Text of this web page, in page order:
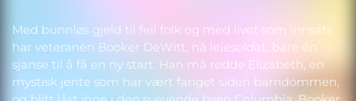
Med bunnløs gjeld til feil folk og med livet som innsats
har veteranen Booker DeWitt, nå leiesoldat, bare én
sjanse til å få en ny start. Han må redde Elizabeth, en
mystisk jente som har vært fanget siden barndommen,